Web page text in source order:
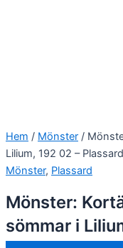
Hem / Mönster /
Lilium, 192 02 – Plassard
Mönster, Plassard
Mönster:
sömmar i